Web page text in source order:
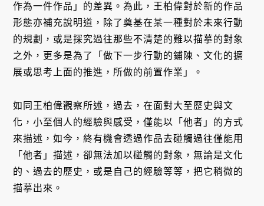
作為一件作品」的差異。為此，王柏偉對於新的作品
形態亦補充說明道，除了奠基在某一種對於未來行動
的規劃，或是探究過往那些不清楚的難以描摹的對象
之外，更多是為了「做下一步行動的鋪陳、文化的擴
展或思考上面的推進，所做的前置作業」。
如同王柏偉觀察所述，過去，在面對大至歷史與文
化，小至個人的經驗與感受，僅能以「他者」的方式
來描述，如今，終有機會透過作品去碰觸過往僅能用
「他者」描述，卻無法加以碰觸的對象，無論是文化
的、過去的歷史，或是自己的經驗等等，把它稍微的
描摹出來。